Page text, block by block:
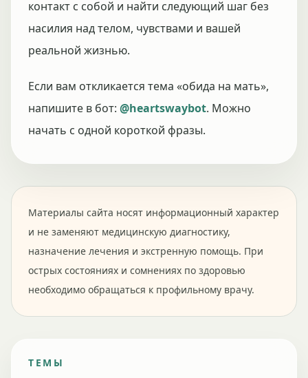
контакт с собой и найти следующий шаг без
насилия над телом, чувствами и вашей
реальной жизнью.
Если вам откликается тема «обида на мать»,
напишите в бот: @heartswaybot. Можно
начать с одной короткой фразы.
Материалы сайта носят информационный характер
и не заменяют медицинскую диагностику,
назначение лечения и экстренную помощь. При
острых состояниях и сомнениях по здоровью
необходимо обращаться к профильному врачу.
ТЕМЫ